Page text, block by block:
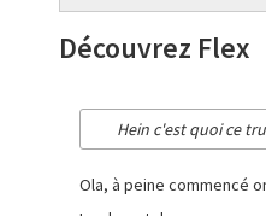
Découvrez Flex
Hein c'est quoi ce
Ola, à peine commencé